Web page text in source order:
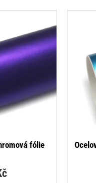
fólie